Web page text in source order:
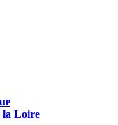
la Loire